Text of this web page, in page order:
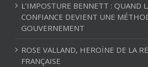
L’IMPOSTURE BENNETT : QUAND
CONFIANCE DEVIENT UNE
GOUVERNEMENT
ROSE VALLAND, HEROÏNE DE LA
FRANÇAISE